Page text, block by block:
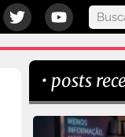
• posts